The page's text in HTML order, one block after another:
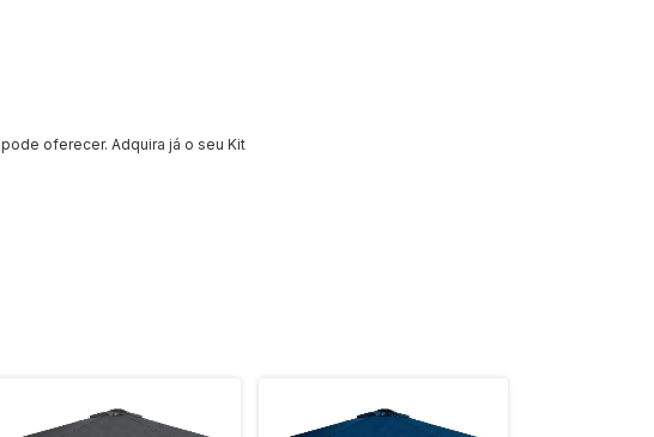
pode oferecer. Adquira já o seu Kit